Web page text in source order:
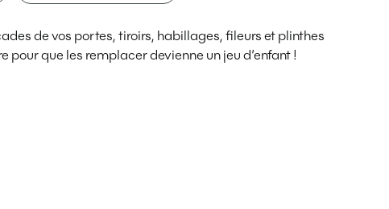
de vos portes, tiroirs, habillages, fileurs et plinthes
pour que les remplacer devienne un jeu d’enfant !